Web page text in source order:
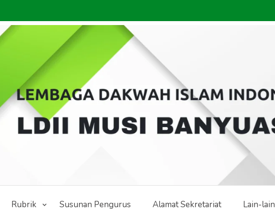
Rubrik Susunan Pengurus Alamat Sekretariat Lain-lain